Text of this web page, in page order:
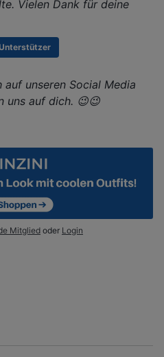
Vielen Dank für deine
auf unseren Social Media
uns auf dich. 😉😉
Mitgliedoder Login